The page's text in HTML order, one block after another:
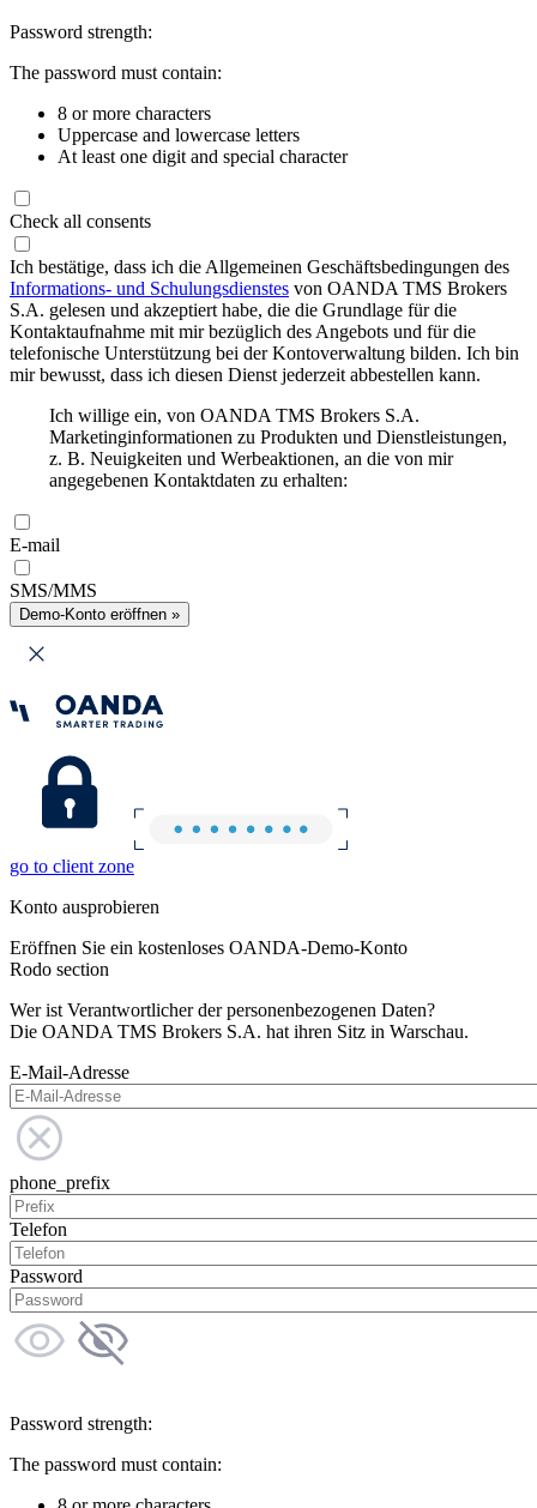
Password strength:
The password must contain:
8 or more characters
Uppercase and lowercase letters
At least one digit and special character
Check all consents
Ich bestätige, dass ich die Allgemeinen Geschäftsbedingungen des
Informations- und Schulungsdienstes von OANDA TMS Brokers
S.A. gelesen und akzeptiert habe, die die Grundlage für die
Kontaktaufnahme mit mir bezüglich des Angebots und für die
telefonische Unterstützung bei der Kontoverwaltung bilden. Ich bin
mir bewusst, dass ich diesen Dienst jederzeit abbestellen kann.
Ich willige ein, von OANDA TMS Brokers S.A.
Marketinginformationen zu Produkten und Dienstleistungen,
z. B. Neuigkeiten und Werbeaktionen, an die von mir
angegebenen Kontaktdaten zu erhalten:
E-mail
SMS/MMS
Demo-Konto eröffnen »
go to client zone
Konto ausprobieren
Eröffnen Sie ein kostenloses OANDA-Demo-Konto
Rodo section
Wer ist Verantwortlicher der personenbezogenen Daten?
Die OANDA TMS Brokers S.A. hat ihren Sitz in Warschau.
E-Mail-Adresse
phone_prefix
Telefon
Password
Password strength:
The password must contain: